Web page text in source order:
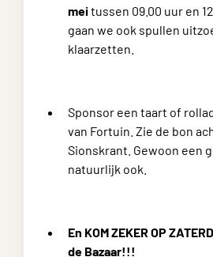
meitussen 09.00 uur en
gaan we ook spullen
klaarzetten.
Sponsor een taart of
van Fortuin. Zie de bon
Sionskrant. Gewoon een
natuurlijk ook.
En KOM ZEKER OP
de Bazaar!!!